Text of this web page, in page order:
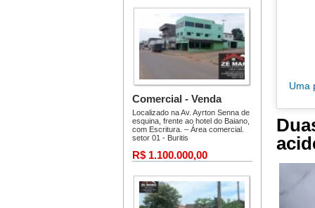
Uma